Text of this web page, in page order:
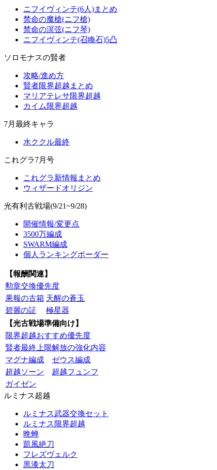
ニフイヴィンテ(6人)まとめ
禁命の魔槍(ニフ槍)
禁命の溟弦(ニフ琴)
ニフイヴィンテ(召喚石)5凸
ソロモナスの賢者
攻略/進め方
賢者限界超越まとめ
マリアテレサ限界超越
カイム限界超越
7月最終キャラ
水ククル最終
これグラ7月号
これグラ新情報まとめ
ウィザードオリジン
光有利古戦場(9/21~9/28)
開催情報/変更点
3500万編成
SWARM編成
個人ランキングボーダー
【報酬関連】
勲章交換優先度
果報の古箱 天醒の蒼玉
碧麗の証
極星器
【光古戦場準備向け】
限界超越おすすめ優先度
賢者最終上限解放の強化内容
マグナ編成
ゼウス編成
超越ソーン
超越フュンフ
ガイゼン
ルミナス超越
ルミナス武器交換セット
ルミナス限界超越
晩蝉
凱風絶刀
フレズヴェルク
黒漆太刀